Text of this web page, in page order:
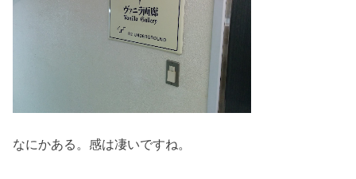
なにかある。感は凄いですね。